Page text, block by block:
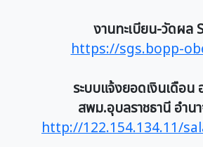
งานทะเบียน-วัดผล
https://sgs.bopp-
ระบบแจ้งยอดเงินเดือน
สพม.อุบลราชธานี อำน
http://122.154.134.11/